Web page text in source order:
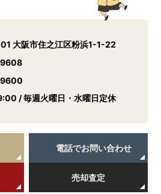
大阪市住之江区粉浜1-1-22
/ 毎週火曜日・水曜日定休
電話でお問い合わせ
売却査定